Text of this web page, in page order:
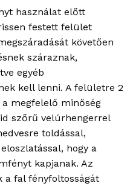
használat előtt
festett felület
követően
száraznak,
egyéb
kell lenni. A felületre 2
megfelelő minőség
szőrű velúrhengerrel
toldással,
hogy a
kapjanak. Az
a fal fényfoltosságát